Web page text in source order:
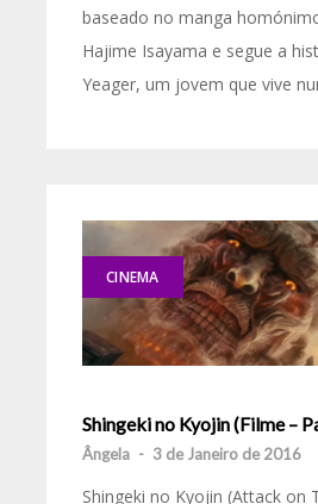
baseado no manga
Hajime Isayama e segue a
Yeager, um jovem que vive
CINEMA
Shingeki no Kyojin (Filme –
Ângela - 3 de Janeiro de 2016
Shingeki no Kyojin (Attack on